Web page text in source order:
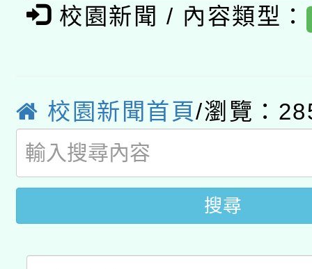
pilot」
有關大陸委員會函釋公
轉知經濟部水利署委託
用水績優單位及節水達
動」
桃園市孔廟祈福系列
開 智慧啟航」
2026年桃園地景藝術
校園新聞 / 內容類型：
校園新聞首頁/瀏覽：
搜尋